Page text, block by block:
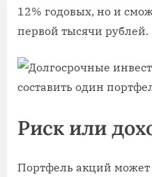
12% годовых, но и
первой тысячи рублей.
Риск или
Портфель акций